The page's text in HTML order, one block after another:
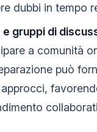
dubbi in tempo
e gruppi di
a comunità
può